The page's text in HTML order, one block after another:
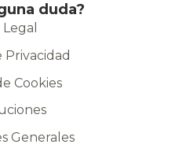
duda?
Privacidad
Cookies
Generales